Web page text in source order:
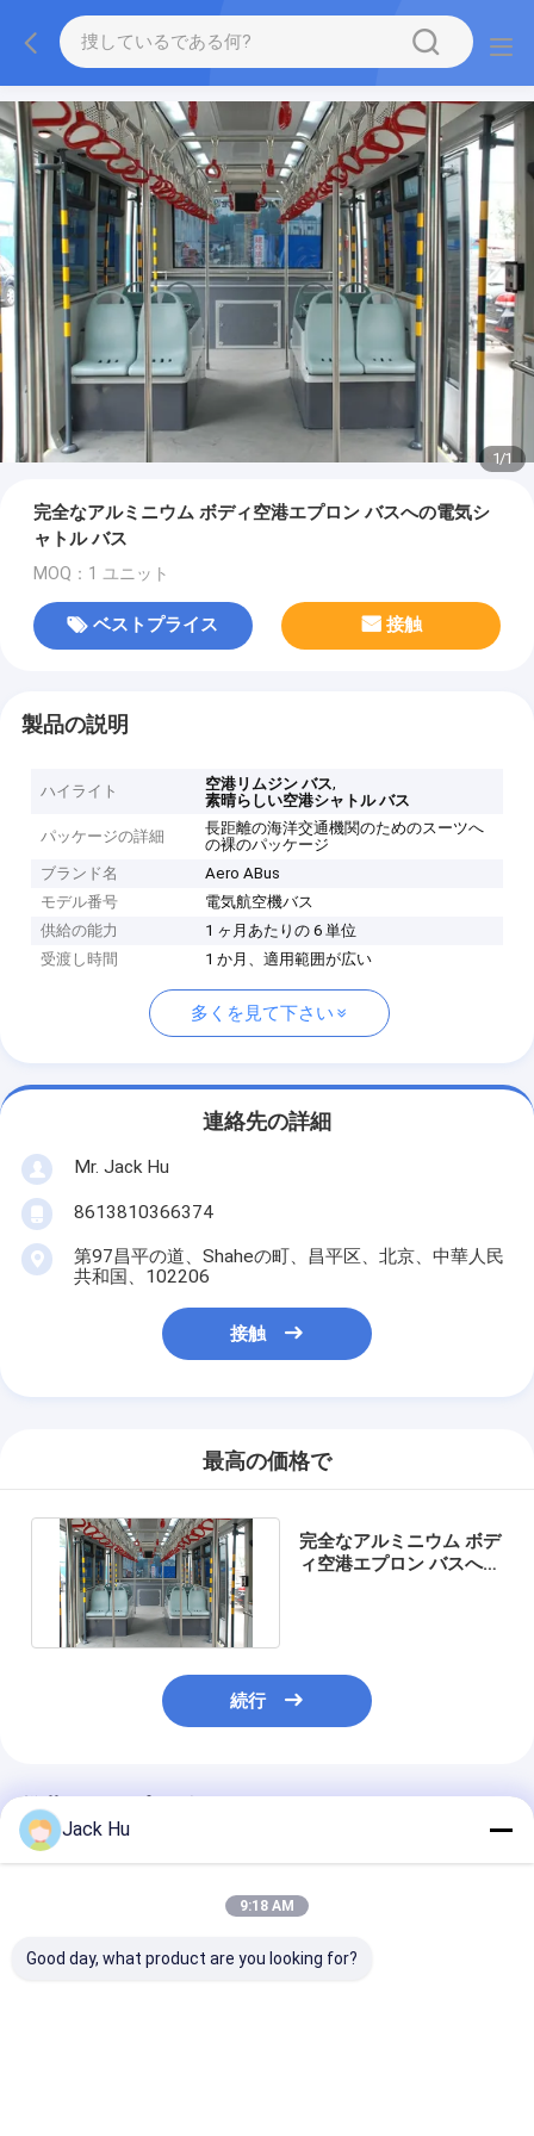
1/1
完全なアルミニウム ボディ空港エプロン バスへの電気シ
ャトル バス
MOQ：1 ユニット
ベストプライス 接触
製品の説明
ハイライト 空港リムジン バス,
素晴らしい空港シャトル バス
パッケージの詳細
長距離の海洋交通機関のためのスーツへ
の裸のパッケージ
ブランド名
Aero ABus
モデル番号
電気航空機バス
供給の能力
1 ヶ月あたりの 6 単位
受渡し時間
1 か月、適用範囲が広い
多くを見て下さい
連絡先の詳細
Mr. Jack Hu
8613810366374
第97昌平の道、Shaheの町、昌平区、北京、中華人民
共和国、102206
接触
最高の価格で
完全なアルミニウム ボデ
ィ空港エプロン バスへの
続行
推薦されたプロダクト
Jack Hu
9:18 AM
Good day, what product are you looking for?